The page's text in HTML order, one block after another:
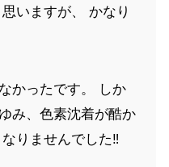
いますが、 かなり
かったです。 しか
み、色素沈着が酷か
りませんでした‼️